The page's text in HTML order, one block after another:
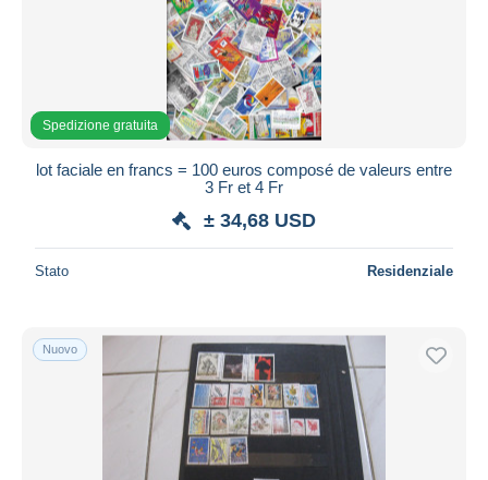
Spedizione gratuita
lot faciale en francs = 100 euros composé de valeurs entre
3 Fr et 4 Fr
± 34,68 USD
Stato Residenziale
Nuovo